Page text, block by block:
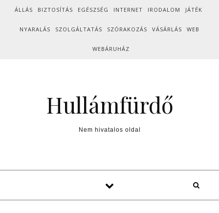
Skip to content
ÁLLÁS BIZTOSÍTÁS EGÉSZSÉG INTERNET IRODALOM JÁTÉK
NYARALÁS SZOLGÁLTATÁS SZÓRAKOZÁS VÁSÁRLÁS WEB
WEBÁRUHÁZ
Hullámfürdő
Nem hivatalos oldal